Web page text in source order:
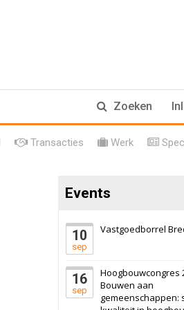
Zoeken
Transacties Werk
Events
10
sep
Vastgoedborrel
16
sep
Hoogbouwcongres
Bouwen aan
gemeenschappen:
17 september 2026
6 oktober 2026